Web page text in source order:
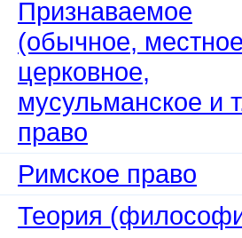
Признаваемое
(обычное,
церковное,
мусульманское и
право
Римское право
Теория